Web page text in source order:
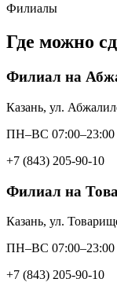
Филиалы
Где можно
Филиал на
Казань, ул.
ПН–ВС 07:00–23:00
+7 (843) 205-90-10
Филиал на
Казань, ул.
ПН–ВС 07:00–23:00
+7 (843) 205-90-10